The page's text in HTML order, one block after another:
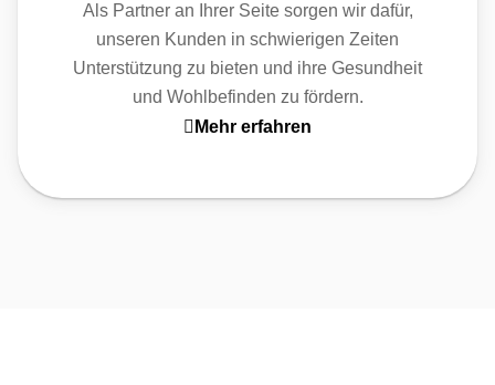
Als Partner an Ihrer Seite sorgen wir dafür,
unseren Kunden in schwierigen Zeiten
Unterstützung zu bieten und ihre Gesundheit
und Wohlbefinden zu fördern.
Mehr erfahren